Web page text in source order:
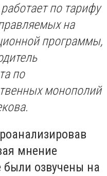
по тарифу
на
программы,
по
монополий
мнение
были озвучены на